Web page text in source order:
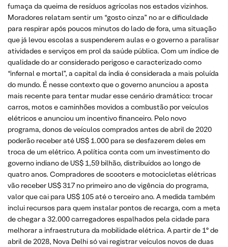
fumaça da queima de resíduos agrícolas nos estados vizinhos.
Moradores relatam sentir um “gosto cinza” no ar e dificuldade
para respirar após poucos minutos do lado de fora, uma situação
que já levou escolas a suspenderem aulas e o governo a paralisar
atividades e serviços em prol da saúde pública. Com um índice de
qualidade do ar considerado perigoso e caracterizado como
“infernal e mortal”, a capital da índia é considerada a mais poluída
do mundo. É nesse contexto que o governo anunciou a aposta
mais recente para tentar mudar esse cenário dramático: trocar
carros, motos e caminhões movidos a combustão por veículos
elétricos e anunciou um incentivo financeiro. Pelo novo
programa, donos de veículos comprados antes de abril de 2020
poderão receber até US$ 1.000 para se desfazerem deles em
troca de um elétrico. A política conta com um investimento do
governo indiano de US$ 1,59 bilhão, distribuídos ao longo de
quatro anos. Compradores de scooters e motocicletas elétricas
vão receber US$ 317 no primeiro ano de vigência do programa,
valor que cai para US$ 105 até o terceiro ano. A medida também
inclui recursos para quem instalar pontos de recarga, com a meta
de chegar a 32.000 carregadores espalhados pela cidade para
melhorar a infraestrutura da mobilidade elétrica. A partir de 1º de
abril de 2028, Nova Delhi só vai registrar veículos novos de duas